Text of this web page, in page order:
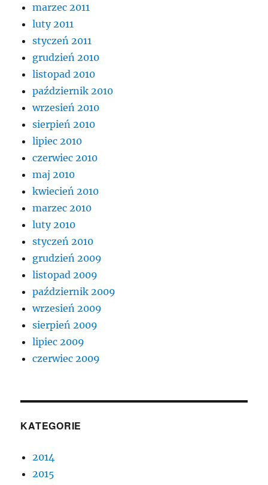
marzec 2011
luty 2011
styczeń 2011
grudzień 2010
listopad 2010
październik 2010
wrzesień 2010
sierpień 2010
lipiec 2010
czerwiec 2010
maj 2010
kwiecień 2010
marzec 2010
luty 2010
styczeń 2010
grudzień 2009
listopad 2009
październik 2009
wrzesień 2009
sierpień 2009
lipiec 2009
czerwiec 2009
KATEGORIE
2014
2015